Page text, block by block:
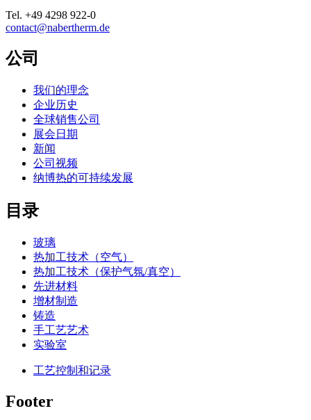
Tel. +49 4298 922-0
contact@nabertherm.de
公司
我们的理念
企业历史
全球销售公司
展会日期
新闻
公司视频
纳博热的可持续发展
目录
玻璃
热加工技术（空气）
热加工技术（保护气氛/真空）
先进材料
增材制造
铸造
手工艺艺术
实验室
工艺控制和记录
Footer